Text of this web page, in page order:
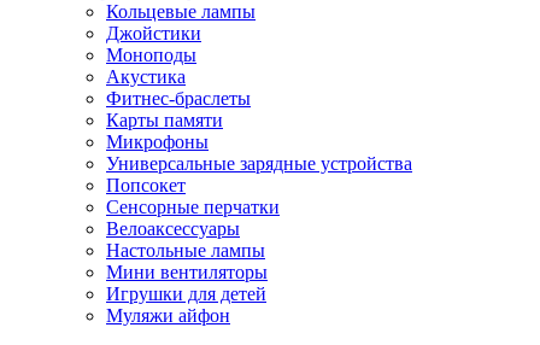
Кольцевые лампы
Джойстики
Моноподы
Акустика
Фитнес-браслеты
Карты памяти
Микрофоны
Универсальные зарядные устройства
Попсокет
Сенсорные перчатки
Велоаксессуары
Настольные лампы
Мини вентиляторы
Игрушки для детей
Муляжи айфон